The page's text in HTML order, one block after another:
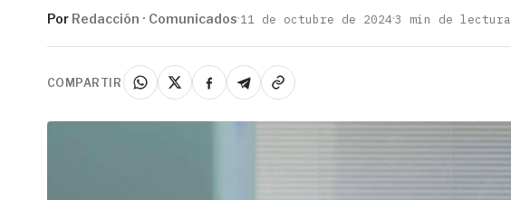
Por Redacción · Comunicados·11 de octubre de 2024·3 min de lectura
COMPARTIR